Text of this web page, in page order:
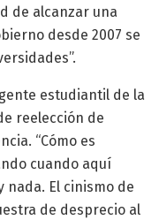
de alcanzar una
desde 2007 se
estudiantil de la
reelección de
“Cómo es
cuando aquí
nada. El cinismo de
de desprecio al